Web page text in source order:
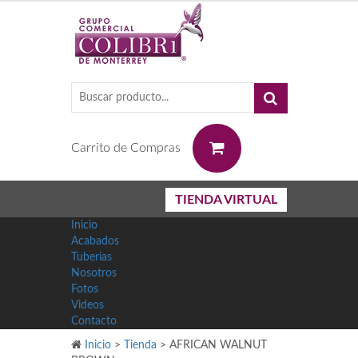
Carrito de Compras
TIENDA VIRTUAL
Inicio
Acabados
Tuberias
Nosotros
Fotos
Videos
Contacto
Inicio > Tienda > AFRICAN WALNUT